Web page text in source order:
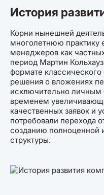
История
Корни нынешней
многолетнюю практику
менеджеров как
период Мартин
формате
решения о вложениях
исключительно
временем
качественных заявок и
потребовали перехода
созданию полноценной
структуры.